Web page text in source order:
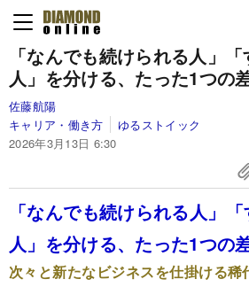
「なんでも続けられる人」
人」を分ける、たった1つの
佐藤航陽
キャリア・働き方
ゆるストイック
2026年3月13日 6:30
「なんでも続けられる人」
人」を分ける、たった1つの
次々と新たなビジネスを仕掛ける